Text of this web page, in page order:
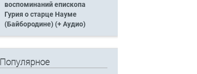
воспоминаний епископа
Гурия о старце Науме
(Байбородине) (+ Аудио)
Популярное